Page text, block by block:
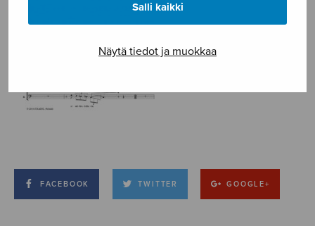
Salli kaikki
Näytä tiedot ja muokkaa
FACEBOOK TWITTER GOOGLE+